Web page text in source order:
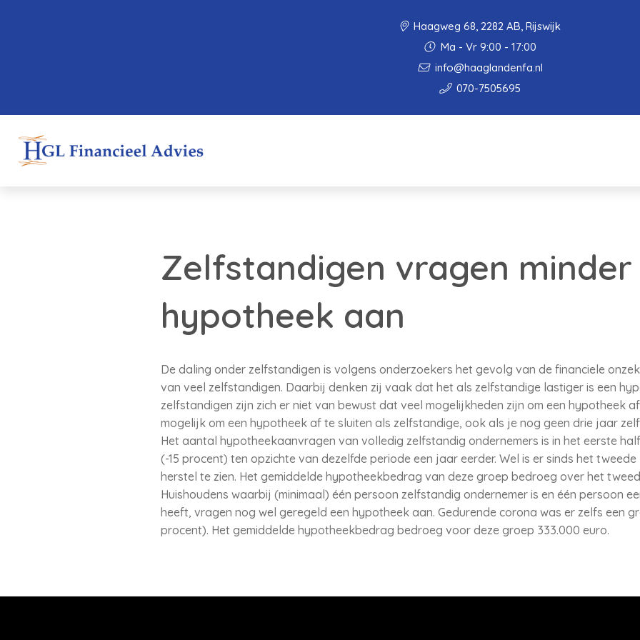
Haagweg 68, 2282 AB, Rijswijk
Ma - Vr 9:00 - 17:00
info@haaglandenfa.nl
070-7505695
Zelfstandigen vragen minder
hypotheek aan
De daling onder zelfstandigen is volgens onderzoekers het gevolg van de financiele
van veel zelfstandigen. Daarbij denken zij vaak dat het als zelfstandige lastiger is een
zelfstandigen zijn zich er niet van bewust dat veel mogelijkheden zijn om een hypotheek
mogelijk om een hypotheek af te sluiten als zelfstandige, ook als je nog geen drie jaar
Het aantal hypotheekaanvragen van volledig zelfstandig ondernemers is in het eerste
(-15 procent) ten opzichte van dezelfde periode een jaar eerder. Wel is er sinds het
herstel te zien. Het gemiddelde hypotheekbedrag van deze groep bedroeg over het
Huishoudens waarbij (minimaal) één persoon zelfstandig ondernemer is en één persoon
heeft, vragen nog wel geregeld een hypotheek aan. Gedurende corona was er zelfs een
procent). Het gemiddelde hypotheekbedrag bedroeg voor deze groep 333.000 euro.